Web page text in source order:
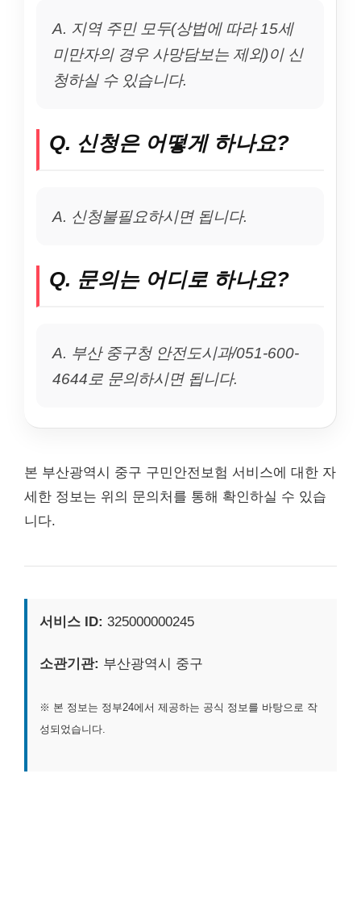
A. 지역 주민 모두(상법에 따라 15세
미만자의 경우 사망담보는 제외)이 신
청하실 수 있습니다.
Q. 신청은 어떻게 하나요?
A. 신청불필요하시면 됩니다.
Q. 문의는 어디로 하나요?
A. 부산 중구청 안전도시과/051-600-
4644로 문의하시면 됩니다.
본 부산광역시 중구 구민안전보험 서비스에 대한 자
세한 정보는 위의 문의처를 통해 확인하실 수 있습
니다.
서비스 ID: 325000000245
소관기관: 부산광역시 중구
※ 본 정보는 정부24에서 제공하는 공식 정보를 바탕으로 작
성되었습니다.